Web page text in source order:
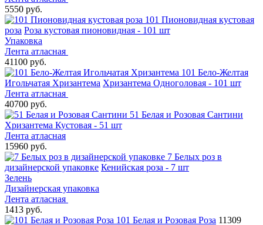
5550 руб.
101 Пионовидная кустовая
роза Роза кустовая пионовидная - 101 шт
Упаковка
Лента атласная
41100 руб.
101 Бело-Желтая
Игольчатая Хризантема Хризантема Одноголовая - 101 шт
Лента атласная
40700 руб.
51 Белая и Розовая Сантини
Хризантема Кустовая - 51 шт
Лента атласная
15960 руб.
7 Белых роз в
дизайнерской упаковке Кенийская роза - 7 шт
Зелень
Дизайнерская упаковка
Лента атласная
1413 руб.
101 Белая и Розовая Роза 11309